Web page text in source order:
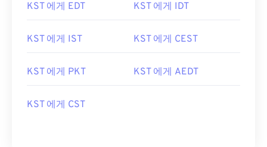
KST 에게 EDT KST 에게 IDT
KST 에게 IST KST 에게 CEST
KST 에게 PKT KST 에게 AEDT
KST 에게 CST